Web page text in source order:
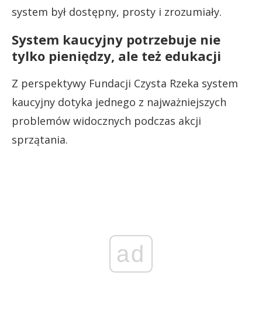
system był dostępny, prosty i zrozumiały.
System kaucyjny potrzebuje nie
tylko pieniędzy, ale też edukacji
Z perspektywy Fundacji Czysta Rzeka system
kaucyjny dotyka jednego z najważniejszych
problemów widocznych podczas akcji
sprzątania.
ad